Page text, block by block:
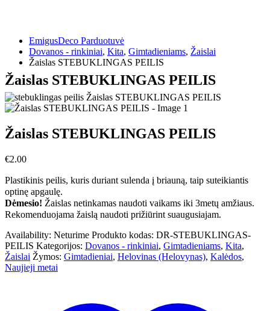
EmigusDeco Parduotuvė
Dovanos - rinkiniai, Kita, Gimtadieniams, Žaislai
Žaislas STEBUKLINGAS PEILIS
Žaislas STEBUKLINGAS PEILIS
Žaislas STEBUKLINGAS PEILIS
€2.00
Plastikinis peilis, kuris duriant sulenda į briauną, taip suteikiantis
optinę apgaulę.
Dėmesio! Žaislas netinkamas naudoti vaikams iki 3metų amžiaus.
Rekomenduojama žaislą naudoti prižiūrint suaugusiajam.
Availability: Neturime Produkto kodas: DR-STEBUKLINGAS-
PEILIS Kategorijos: Dovanos - rinkiniai, Gimtadieniams, Kita,
Žaislai Žymos: Gimtadieniai, Helovinas (Helovynas), Kalėdos,
Naujieji metai